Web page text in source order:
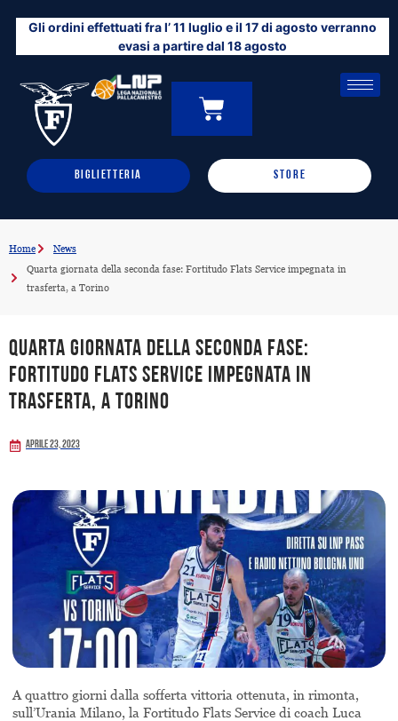
contenuto
Gli ordini effettuati fra l’ 11 luglio e il 17 di agosto verranno
evasi a partire dal 18 agosto
0
CARRELLO
BIGLIETTERIA STORE
Home
News
Quarta giornata della seconda fase: Fortitudo Flats Service impegnata in
trasferta, a Torino
Quarta giornata della seconda fase:
Fortitudo Flats Service impegnata in
trasferta, a Torino
Aprile 23, 2023
A quattro giorni dalla sofferta vittoria ottenuta, in rimonta,
sull’Urania Milano, la Fortitudo Flats Service di coach Luca